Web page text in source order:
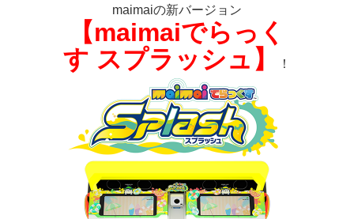
maimaiの新バージョン
【maimaiでらっく
す スプラッシュ】
！